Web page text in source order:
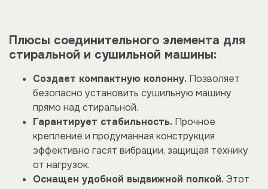
Плюсы соединительного элемента для
стиральной и сушильной машины:
Создает компактную колонну. Позволяет
безопасно установить сушильную машину
прямо над стиральной.
Гарантирует стабильность. Прочное
крепление и продуманная конструкция
эффективно гасят вибрации, защищая технику
от нагрузок.
Оснащен удобной выдвижной полкой.Этот